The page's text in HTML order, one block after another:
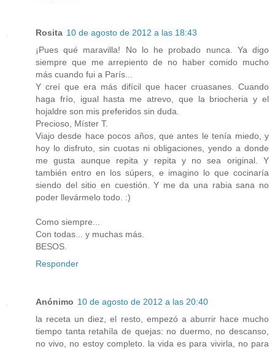
Rosita 10 de agosto de 2012 a las 18:43
¡Pues qué maravilla! No lo he probado nunca. Ya digo
siempre que me arrepiento de no haber comido mucho
más cuando fui a París...
Y creí que era más difícil que hacer cruasanes. Cuando
haga frío, igual hasta me atrevo, que la briocheria y el
hojaldre son mis preferidos sin duda.
Precioso, Míster T.
Viajo desde hace pocos años, que antes le tenía miedo, y
hoy lo disfruto, sin cuotas ni obligaciones, yendo a donde
me gusta aunque repita y repita y no sea original. Y
también entro en los súpers, e imagino lo que cocinaría
siendo del sitio en cuestión. Y me da una rabia sana no
poder llevármelo todo. :)
Como siempre...
Con todas... y muchas más.
BESOS.
Responder
Anónimo 10 de agosto de 2012 a las 20:40
la receta un diez, el resto, empezó a aburrir hace mucho
tiempo tanta retahíla de quejas: no duermo, no descanso,
no vivo, no estoy completo. la vida es para vivirla, no para